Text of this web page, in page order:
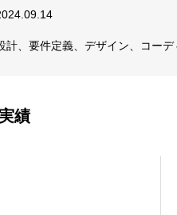
計、要件定義、デザイン、コー
績